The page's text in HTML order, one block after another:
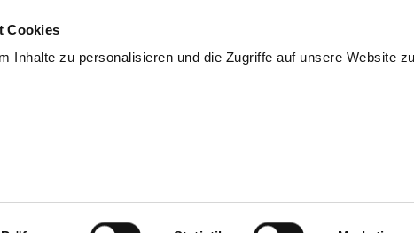
Cookies
Inhalte zu personalisieren und die Zugriffe auf unsere Website zu
Institute
Zentren
Über uns